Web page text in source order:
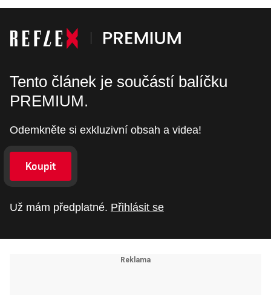
Tento článek je součástí balíčku
PREMIUM.
Odemkněte si exkluzivní obsah a videa!
Koupit
Už mám předplatné. Přihlásit se